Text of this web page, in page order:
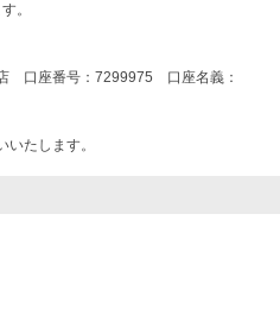
。
口座番号：7299975 口座名義：
いたします。